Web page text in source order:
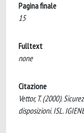
Pagina finale
15
Fulltext
none
Citazione
Vettor, T. (2000).
disposizioni. ISL.